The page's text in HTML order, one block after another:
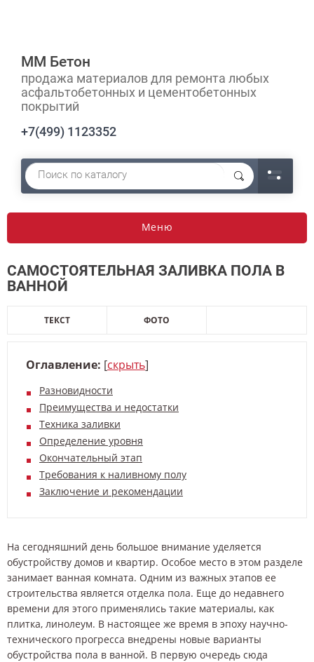
ММ Бетон
продажа материалов для ремонта любых
асфальтобетонных и цементобетонных
покрытий
+7(499) 1123352
Меню
САМОСТОЯТЕЛЬНАЯ ЗАЛИВКА ПОЛА В
ВАННОЙ
ТЕКСТ ФОТО
Оглавление: [скрыть]
Разновидности
Преимущества и недостатки
Техника заливки
Определение уровня
Окончательный этап
Требования к наливному полу
Заключение и рекомендации
На сегодняшний день большое внимание уделяется
обустройству домов и квартир. Особое место в этом разделе
занимает ванная комната. Одним из важных этапов ее
строительства является отделка пола. Еще до недавнего
времени для этого применялись такие материалы, как
плитка, линолеум. В настоящее же время в эпоху научно-
технического прогресса внедрены новые варианты
обустройства пола в ванной. В первую очередь сюда